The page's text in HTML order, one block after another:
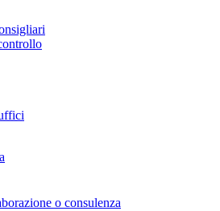
o consulenza